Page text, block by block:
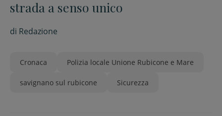
strada a senso unico
di Redazione
Cronaca Polizia locale Unione Rubicone e Mare
savignano sul rubicone Sicurezza